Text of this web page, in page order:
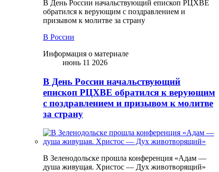
В День России начальствующий епископ РЦХВЕ
обратился к верующим с поздравлением и
призывом к молитве за страну
В России
Информация о материале
июнь 11 2026
В День России начальствующий
епископ РЦХВЕ обратился к верующим
с поздравлением и призывом к молитве
за страну
В Зеленодольске прошла конференция «Адам —
душа живущая. Христос — Дух животворящий»